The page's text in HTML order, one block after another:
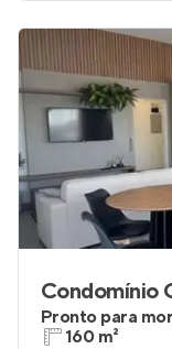
Condomínio
Pronto para
160 m²